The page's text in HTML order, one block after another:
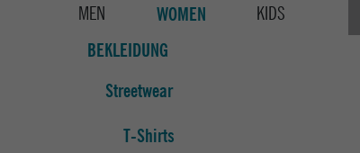
MEN WOMEN KIDS
BEKLEIDUNG
Streetwear
T-Shirts